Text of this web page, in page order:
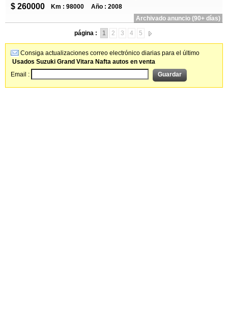
$ 260000 Km : 98000
Año : 2008
Archivado anuncio (90+ días)
página : 1 2 3 4 5
Consiga actualizaciones correo electrónico diarias para el último
Usados Suzuki Grand Vitara Nafta autos en venta
Email :